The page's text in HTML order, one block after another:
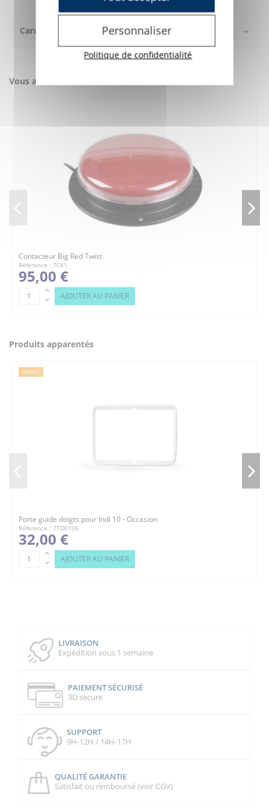
Caractéristiques
Vous aimerez aussi
Contacteur Big Red Twist
Réference : 7C41
95,00 €
AJOUTER AU PANIER
Produits apparentés
Promo !
Porte guide doigts pour Indi 10 - Occasion
Réference : 7TD0106
32,00 €
AJOUTER AU PANIER
LIVRAISON
Expédition sous 1 semaine
PAIEMENT SÉCURISÉ
3D secure
SUPPORT
9H-12H / 14H-17H
QUALITÉ GARANTIE
Satisfait ou remboursé (voir CGV)
Personnaliser
Politique de confidentialité